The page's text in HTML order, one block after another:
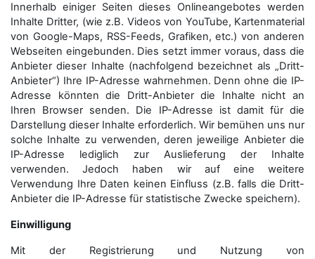
Innerhalb einiger Seiten dieses Onlineangebotes werden
Inhalte Dritter, (wie z.B. Videos von YouTube, Kartenmaterial
von Google-Maps, RSS-Feeds, Grafiken, etc.) von anderen
Webseiten eingebunden. Dies setzt immer voraus, dass die
Anbieter dieser Inhalte (nachfolgend bezeichnet als „Dritt-
Anbieter“) Ihre IP-Adresse wahrnehmen. Denn ohne die IP-
Adresse könnten die Dritt-Anbieter die Inhalte nicht an
Ihren Browser senden. Die IP-Adresse ist damit für die
Darstellung dieser Inhalte erforderlich. Wir bemühen uns nur
solche Inhalte zu verwenden, deren jeweilige Anbieter die
IP-Adresse lediglich zur Auslieferung der Inhalte
verwenden. Jedoch haben wir auf eine weitere
Verwendung Ihre Daten keinen Einfluss (z.B. falls die Dritt-
Anbieter die IP-Adresse für statistische Zwecke speichern).
Einwilligung
Mit der Registrierung und Nutzung von